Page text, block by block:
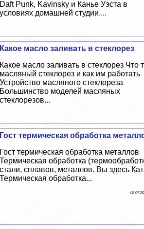
Daft Punk, Kavinsky и Канье Уэста в
условиях домашней студии....
Какое масло заливать в стеклорез
Какое масло заливать в стеклорез Что
масляный стеклорез и как им работать
Устройство масляного стеклореза
Большинство моделей масляных
стеклорезов...
Гост термическая обработка
Гост термическая обработка металлов
Термическая обработка
стали, сплавов, металлов. Вы здесь
Термическая обработка...
08 07